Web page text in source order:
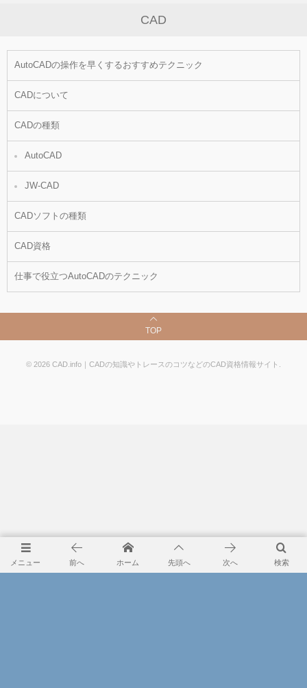
CAD
AutoCADの操作を早くするおすすめテクニック
CADについて
CADの種類
AutoCAD
JW-CAD
CADソフトの種類
CAD資格
仕事で役立つAutoCADのテクニック
TOP
© 2026 CAD.info｜CADの知識やトレースのコツなどのCAD資格情報サイト
メニュー 検索
前へ ホーム 先頭へ 次へ